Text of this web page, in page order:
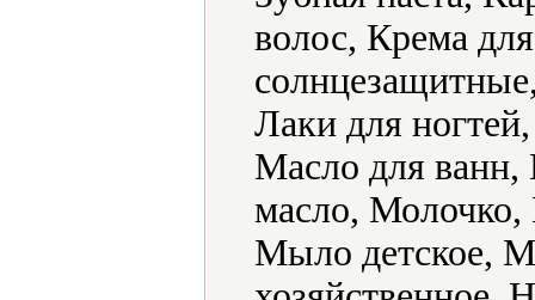
волос, Крема
Лаки для
Масло для ванн,
масло,
Мыло детское,